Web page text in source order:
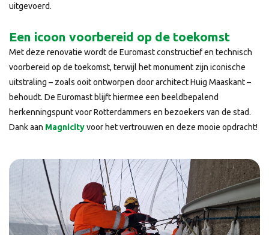
uitgevoerd.
Een icoon voorbereid op de toekomst
Met deze renovatie wordt de Euromast constructief en technisch
voorbereid op de toekomst, terwijl het monument zijn iconische
uitstraling – zoals ooit ontworpen door architect Huig Maaskant –
behoudt. De Euromast blijft hiermee een beeldbepalend
herkenningspunt voor Rotterdammers en bezoekers van de stad.
Dank aan Magnicityvoor het vertrouwen en deze mooie opdracht!